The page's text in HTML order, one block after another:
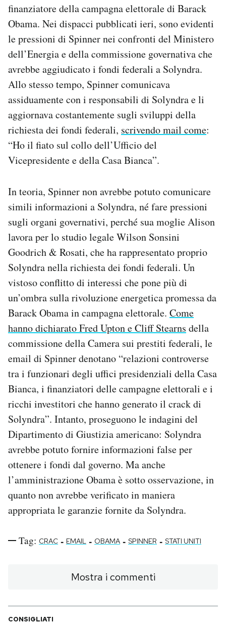
finanziatore della campagna elettorale di Barack
Obama. Nei dispacci pubblicati ieri, sono evidenti
le pressioni di Spinner nei confronti del Ministero
dell’Energia e della commissione governativa che
avrebbe aggiudicato i fondi federali a Solyndra.
Allo stesso tempo, Spinner comunicava
assiduamente con i responsabili di Solyndra e li
aggiornava costantemente sugli sviluppi della
richiesta dei fondi federali, scrivendo mail come:
“Ho il fiato sul collo dell’Ufficio del
Vicepresidente e della Casa Bianca”.
In teoria, Spinner non avrebbe potuto comunicare
simili informazioni a Solyndra, né fare pressioni
sugli organi governativi, perché sua moglie Alison
lavora per lo studio legale Wilson Sonsini
Goodrich & Rosati, che ha rappresentato proprio
Solyndra nella richiesta dei fondi federali. Un
vistoso conflitto di interessi che pone più di
un’ombra sulla rivoluzione energetica promessa da
Barack Obama in campagna elettorale. Come
hanno dichiarato Fred Upton e Cliff Stearns della
commissione della Camera sui prestiti federali, le
email di Spinner denotano “relazioni controverse
tra i funzionari degli uffici presidenziali della Casa
Bianca, i finanziatori delle campagne elettorali e i
ricchi investitori che hanno generato il crack di
Solyndra”. Intanto, proseguono le indagini del
Dipartimento di Giustizia americano: Solyndra
avrebbe potuto fornire informazioni false per
ottenere i fondi dal governo. Ma anche
l’amministrazione Obama è sotto osservazione, in
quanto non avrebbe verificato in maniera
appropriata le garanzie fornite da Solyndra.
Tag: CRAC - EMAIL - OBAMA - SPINNER - STATI UNITI
Mostra i commenti
CONSIGLIATI